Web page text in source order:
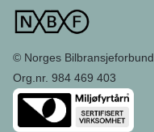
© Norges Bilbransjeforbund
Org.nr. 984 469 403